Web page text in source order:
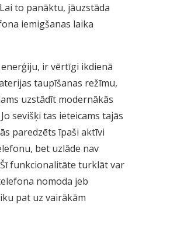
to panāktu, jāuzstāda
iemigšanas laika
ir vērtīgi ikdienā
taupīšanas režīmu,
uzstādīt modernākās
sevišķi tas ieteicams tajās
paredzēts īpaši aktīvi
bet uzlāde nav
funkcionalitāte turklāt var
nomoda jeb
pat uz vairākām